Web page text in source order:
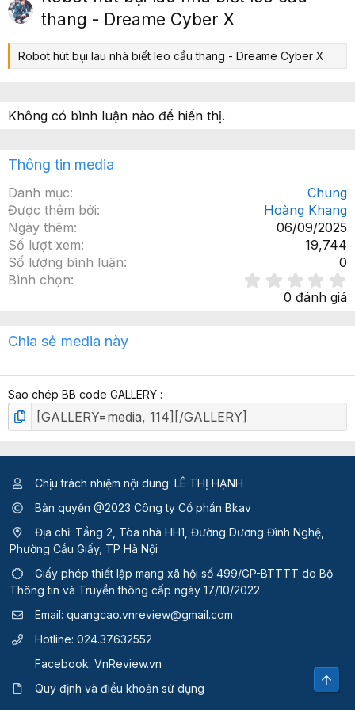
c
thang - Dreame Cyber X
Robot hút bụi lau nhà biết leo cầu thang - Dreame Cyber X
Không có bình luận nào để hiển thị.
Thông tin media
Danh mục
Chung
Được thêm bởi
Hoàng Khang
Ngày thêm
06/09/2025
Số lượt xem
19,744
Số lượng bình luận
0
Bình chọn
.
ạ
g
0 đánh giá
Chia sẻ media này
Sao chép BB code GALLERY
Chịu trách nhiệm nội dung: LÊ THỊ HẠNH
Bản quyền @2023 Công ty Cổ phần Bkav
Địa chỉ: Tầng 2, Tòa nhà HH1, Đường Dương Đình Nghệ,
Phường Cầu Giấy, TP Hà Nội
Giấy phép thiết lập mạng xã hội số 499/GP-BTTTT do Bộ
Thông tin và Truyền thông cấp ngày 17/10/2022
Email: quangcao.vnreview@gmail.com
Hotline: 024.37632552
Facebook: VnReview.vn
Quy định và điều khoản sử dụng